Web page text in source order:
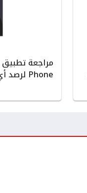
Phone لرصد أي محاولة لمس لجهازك